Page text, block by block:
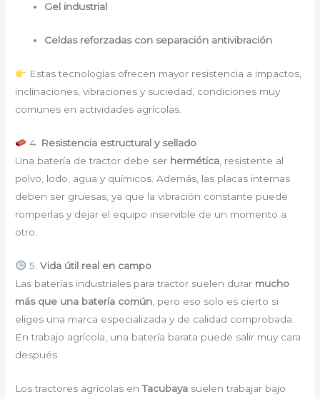
Gel industrial
Celdas reforzadas con separación antivibración
Estas tecnologías ofrecen mayor resistencia a impactos,
inclinaciones, vibraciones y suciedad, condiciones muy
comunes en actividades agrícolas.
4. Resistencia estructural y sellado
Una batería de tractor debe ser hermética , resistente al
polvo, lodo, agua y químicos. Además, las placas internas
deben ser gruesas, ya que la vibración constante puede
romperlas y dejar el equipo inservible de un momento a
otro.
5. Vida útil real en campo
Las baterías industriales para tractor suelen durar mucho
más que una batería común , pero eso solo es cierto si
eliges una marca especializada y de calidad comprobada.
En trabajo agrícola, una batería barata puede salir muy cara
después.
Los tractores agrícolas enTacubaya suelen trabajar bajo